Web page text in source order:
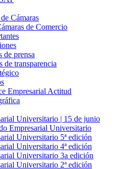
Cámaras
de Comercio
de prensa
de transparencia
Empresarial Actitud
Universitario | 15 de junio
Empresarial Universitario
Universitario 5ª edición
Universitario 4ª edición
Universitario 3a edición
Universitario 2ª edición